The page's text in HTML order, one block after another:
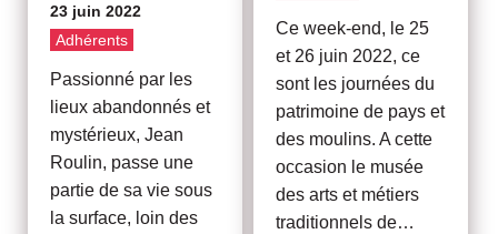
23 juin 2022
Adhérents
Passionné par les
lieux abandonnés et
mystérieux, Jean
Roulin, passe une
partie de sa vie sous
la surface, loin des
Ce week-end, le 25
et 26 juin 2022, ce
sont les journées du
patrimoine de pays et
des moulins. A cette
occasion le musée
des arts et métiers
traditionnels de…